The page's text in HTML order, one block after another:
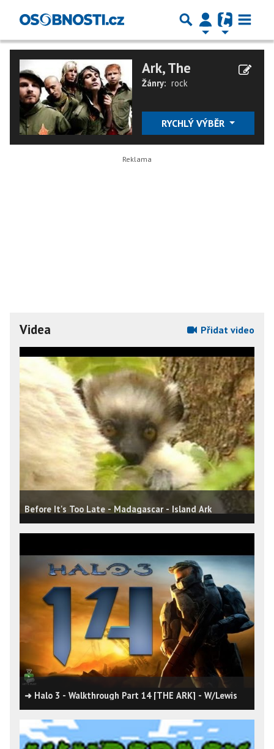
Ark, The
Žánry: rock
RYCHLÝ VÝBĚR
Videa Přidat video
Before It's Too Late - Madagascar - Island Ark
➜ Halo 3 - Walkthrough Part 14 [THE ARK] - W/Lewis